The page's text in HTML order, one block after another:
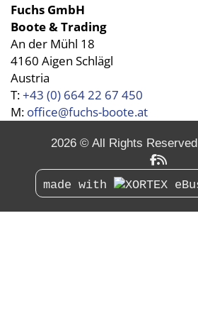
Fuchs GmbH
Boote & Trading
An der Mühl 18
4160 Aigen Schlägl
Austria
T:+43 (0) 664 22 67 450
M: office@fuchs-boote.at
2026 © All Rights Reserved
made with